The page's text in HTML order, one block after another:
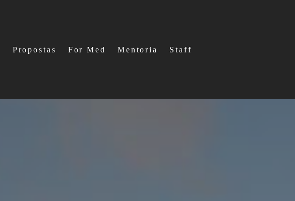
Propostas For Med Mentoria Staff